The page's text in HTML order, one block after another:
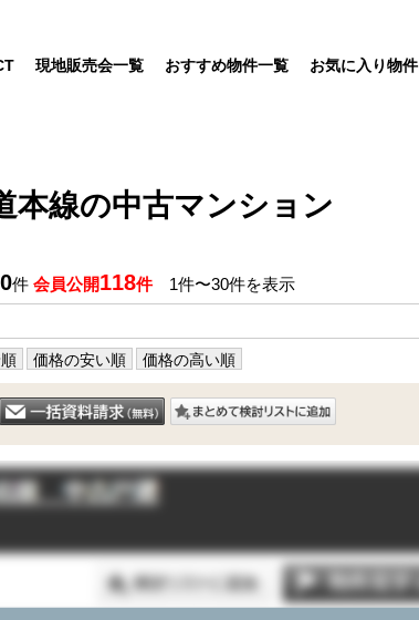
現地販売会一覧 おすすめ物件一覧 お気に入り物件
本線の中古マンション
0件 会員公開118件1件〜30件を表示
価格の安い順 価格の高い順